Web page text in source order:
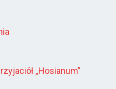
„Hosianum”